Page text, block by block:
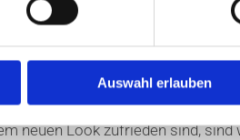
Auswahl erlauben
Über unsere
Ihnen einen
neuen Look zufrieden sind,